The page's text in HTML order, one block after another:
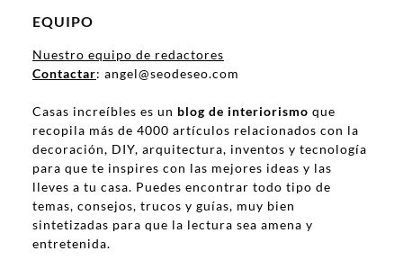
EQUIPO
Nuestro equipo de redactores
Contactar: angel@seodeseo.com
Casas increíbles es un blog de interiorismo que
recopila más de 4000 artículos relacionados con la
decoración, DIY, arquitectura, inventos y tecnología
para que te inspires con las mejores ideas y las
lleves a tu casa. Puedes encontrar todo tipo de
temas, consejos, trucos y guías, muy bien
sintetizadas para que la lectura sea amena y
entretenida.